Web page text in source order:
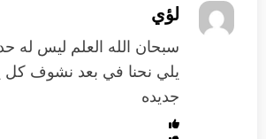
لؤي
سبحان الله العلم ليس له
يلي نحنا في بعد نشوف كل
جديده